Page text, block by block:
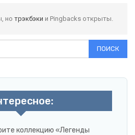
но трэкбэки и Pingbacks открыты.
коллекцию «Легенды